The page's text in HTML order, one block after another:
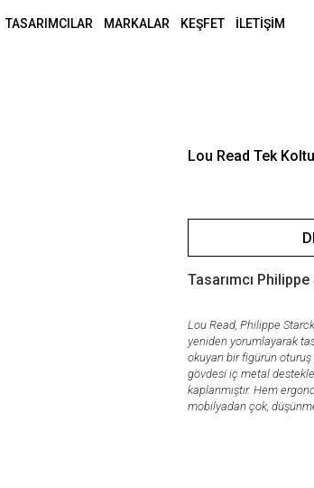
TASARIMCILAR MARKALAR KEŞFET İLETİŞİM
Lou Read Tek
Tasarımcı
Lou Read, Philippe
yeniden yorumlayarak
okuyan bir figürün
gövdesi iç metal
kaplanmıştır. Hem
mobilyadan çok,